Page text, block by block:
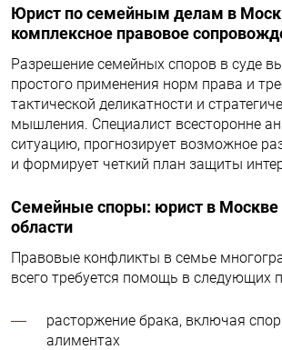
Юрист по семейным делам в
комплексное правовое
Разрешение семейных споров в суде
простого применения норм права и
тактической деликатности и
мышления. Специалист всесторонне
ситуацию, прогнозирует возможное
и формирует четкий план защиты
Семейные споры: юрист в Москве
области
Правовые конфликты в семье
всего требуется помощь в следующих
расторжение брака, включая
алиментах